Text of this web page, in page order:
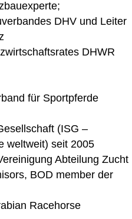
DHV und Leiter
DHWR
für Sportpferde
(ISG –
weltweit) seit 2005
Abteilung Zucht
BOD member der
Racehorse